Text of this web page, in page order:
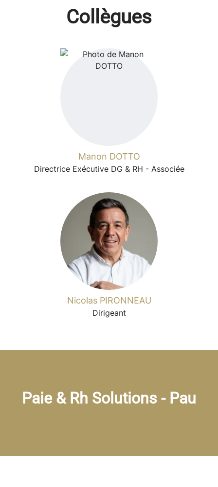
Collègues
Manon DOTTO
Directrice Exécutive DG & RH - Associée
Nicolas PIRONNEAU
Dirigeant
Paie & Rh Solutions - Pau